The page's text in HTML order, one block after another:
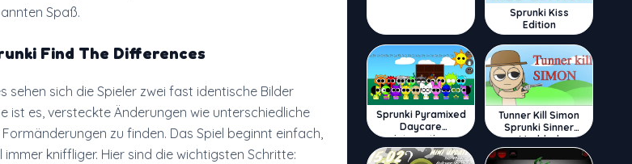
Spaß.
Find The Differences
sehen sich die Spieler zwei fast identische Bilder
ist es, versteckte Änderungen wie unterschiedliche
zu finden. Das Spiel beginnt einfach,
kniffliger. Hier sind die wichtigsten Schritte:
Sprunki Kiss
Edition
Sprunki Pyramixed
Daycare
Interactive
Tunner Kill Simon
Sprunki Sinner
Modded